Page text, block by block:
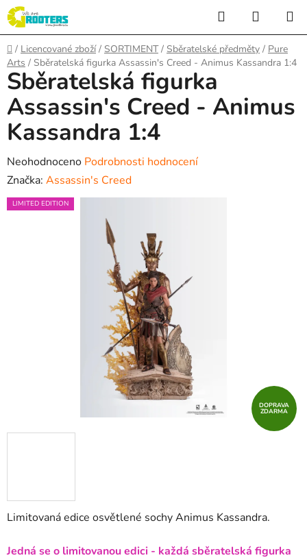
Přejít
na
obsah
Hledat
KOŠÍK
Domů
/ Licencované zboží / SORTIMENT / Sběratelské předměty / Pure
Arts / Sběratelská figurka Assassin's Creed - Animus Kassandra 1:4
Limitovaná edice osvětlené sochy Animus Kassandra.
Jedná se o limitovanou edici - každá sběratelská figurka
Sběratelská figurka
Assassin's Creed - Animus
Kassandra 1:4
Průměrné
hodnocení
produktu
Neohodnoceno Podrobnosti hodnocení
Značka: Assassin's Creed
LIMITED EDITION
DOPRAVA
ZDARMA